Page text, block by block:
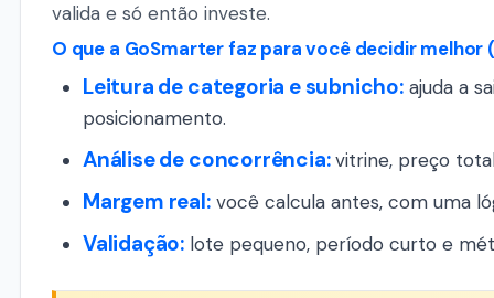
valida e só então investe.
O que a GoSmarter faz para você decidir
Leitura de categoria e subnicho:ajuda a
posicionamento.
Análise de concorrência:vitrine, preço
Margem real:você calcula antes, com uma
Validação: lote pequeno, período curto e